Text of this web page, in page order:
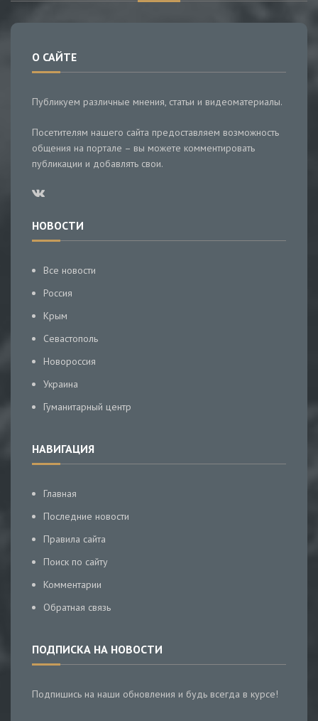
О САЙТЕ
Публикуем различные мнения, статьи и видеоматериалы.
Посетителям нашего сайта предоставляем возможность
общения на портале – вы можете комментировать
публикации и добавлять свои.
НОВОСТИ
Все новости
Россия
Крым
Севастополь
Новороссия
Украина
Гуманитарный центр
НАВИГАЦИЯ
Главная
Последние новости
Правила сайта
Поиск по сайту
Комментарии
Обратная связь
ПОДПИСКА НА НОВОСТИ
Подпишись на наши обновления и будь всегда в курсе!